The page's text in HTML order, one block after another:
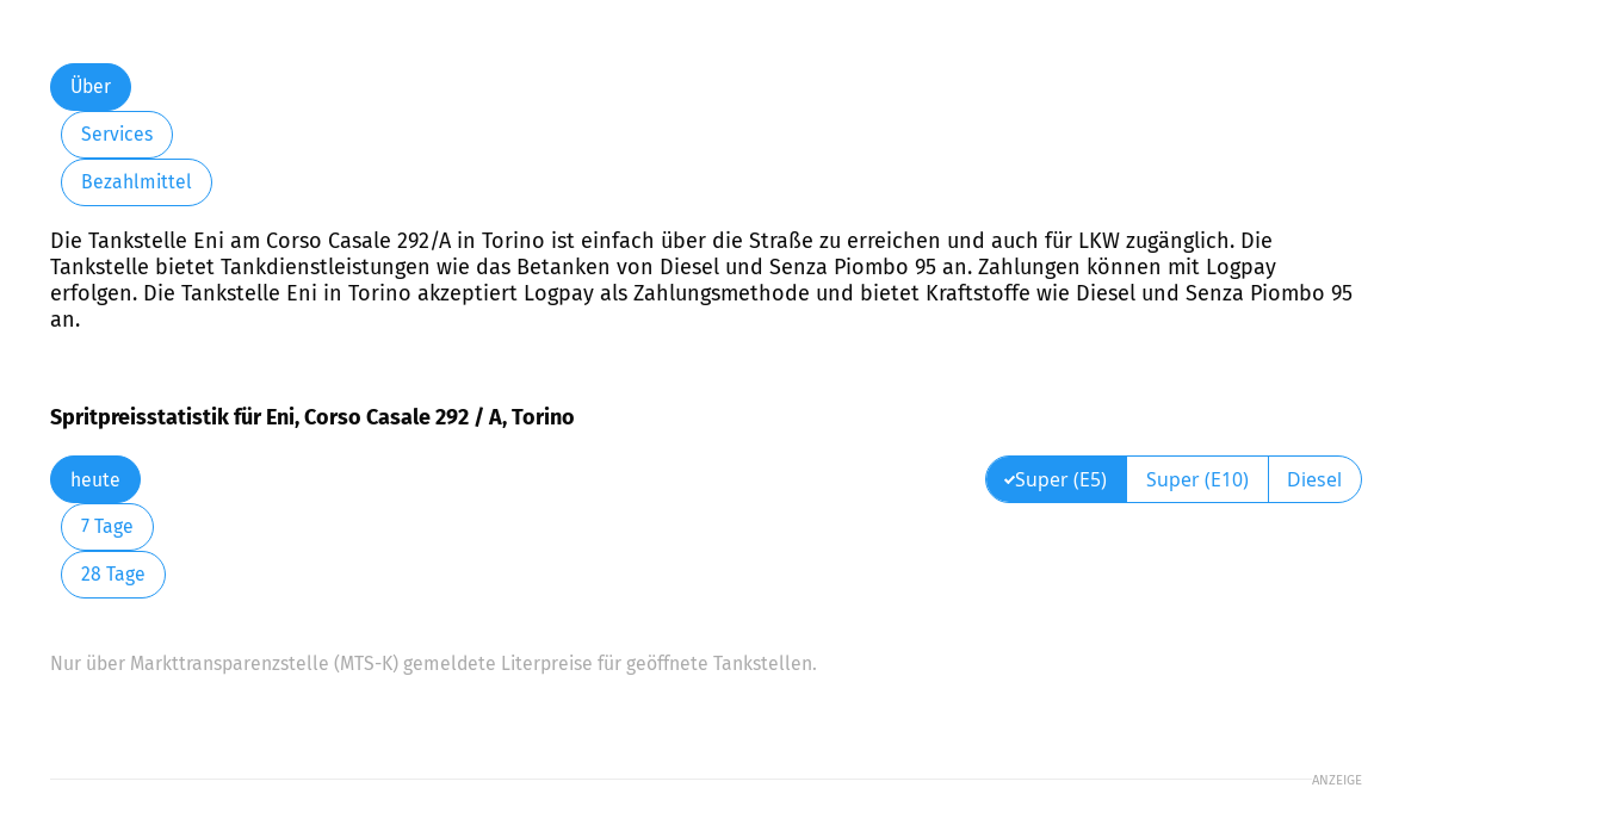
Über
Services
Bezahlmittel
Die Tankstelle Eni am Corso Casale 292/A in Torino ist einfach über die Straße zu erreichen und auch für LKW zugänglich. Die
Tankstelle bietet Tankdienstleistungen wie das Betanken von Diesel und Senza Piombo 95 an. Zahlungen können mit Logpay
erfolgen. Die Tankstelle Eni in Torino akzeptiert Logpay als Zahlungsmethode und bietet Kraftstoffe wie Diesel und Senza Piombo 95
an.
Spritpreisstatistik für Eni, Corso Casale 292 / A, Torino
heute
7 Tage
28 Tage
Super (E5) Super (E10) Diesel
Nur über Markttransparenzstelle (MTS-K) gemeldete Literpreise für geöffnete Tankstellen.
ANZEIGE